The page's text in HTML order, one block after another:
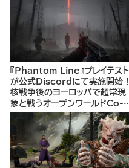
『Phantom Line』プレイテスト
が公式Discordにて実施開始！
核戦争後のヨーロッパで超常現
象と戦うオープンワールドCo-
opシューター